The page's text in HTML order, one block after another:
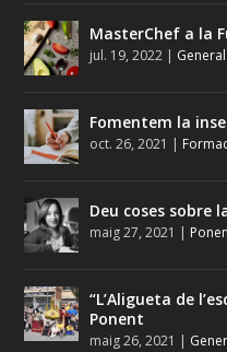
MasterChef a la
jul. 19, 2022 | General
Fomentem la
oct. 26, 2021 |
Deu coses sobre
maig 27, 2021 |
“L’Aligueta de
Ponent
maig 26, 2021 |